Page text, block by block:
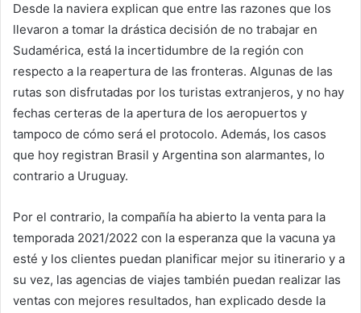
Desde la naviera explican que entre las razones que los
llevaron a tomar la drástica decisión de no trabajar en
Sudamérica, está la incertidumbre de la región con
respecto a la reapertura de las fronteras. Algunas de las
rutas son disfrutadas por los turistas extranjeros, y no hay
fechas certeras de la apertura de los aeropuertos y
tampoco de cómo será el protocolo. Además, los casos
que hoy registran Brasil y Argentina son alarmantes, lo
contrario a Uruguay.
Por el contrario, la compañía ha abierto la venta para la
temporada 2021/2022 con la esperanza que la vacuna ya
esté y los clientes puedan planificar mejor su itinerario y a
su vez, las agencias de viajes también puedan realizar las
ventas con mejores resultados, han explicado desde la